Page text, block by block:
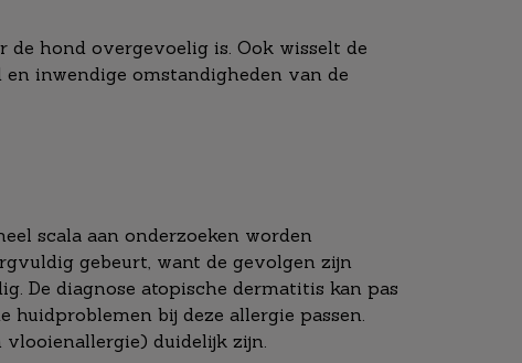
hond overgevoelig is. Ook wisselt de
inwendige omstandigheden van de
scala aan onderzoeken worden
gebeurt, want de gevolgen zijn
De diagnose atopische dermatitis kan pas
huidproblemen bij deze allergie passen.
vlooienallergie) duidelijk zijn.